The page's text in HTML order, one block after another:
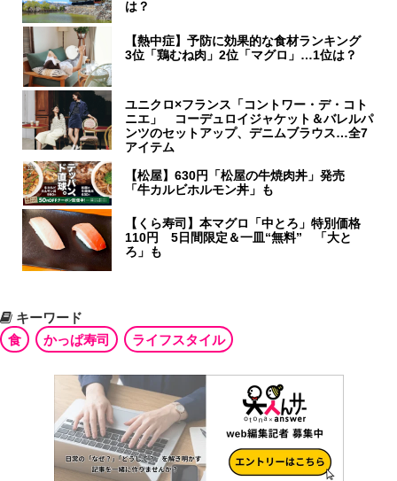
は？
【熱中症】予防に効果的な食材ランキング
3位「鶏むね肉」2位「マグロ」…1位は？
ユニクロ×フランス「コントワー・デ・コト
ニエ」 コーデュロイジャケット＆バレルパ
ンツのセットアップ、デニムブラウス…全7
アイテム
【松屋】630円「松屋の牛焼肉丼」発売
「牛カルビホルモン丼」も
【くら寿司】本マグロ「中とろ」特別価格
110円 5日間限定＆一皿“無料” 「大と
ろ」も
キーワード
食
かっぱ寿司 ライフスタイル